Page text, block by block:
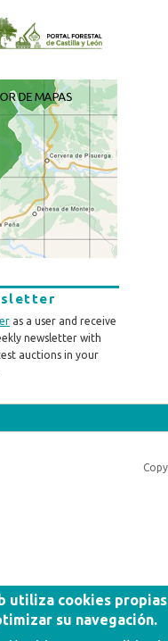
as a user and receive
newsletter with
auctions in your
utiliza cookies
su navegación.